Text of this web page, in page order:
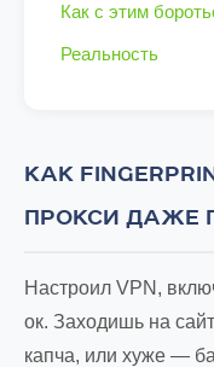
Как с этим
Реальность
КАК
ПРОКСИ ДАЖЕ
Настроил VPN,
ок. Заходишь на
капча, или хуже —